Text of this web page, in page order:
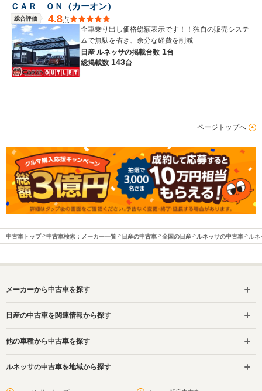
ＣＡＲ ＯＮ（カーオン）
総合評価 4.8点
全車乗り出し価格総額表示です！！独自の販売システ
ムで無駄を省き、余分な経費を削減
日産 ルネッサの掲載台数 1台
総掲載数 143台
ページトップへ
中古車トップ 中古車検索：メーカー一覧 日産の中古車 全国の日産 ルネッサの中古車 ルネ
メーカーから中古車を探す
日産の中古車を関連情報から探す
他の車種から中古車を探す
ルネッサの中古車を地域から探す